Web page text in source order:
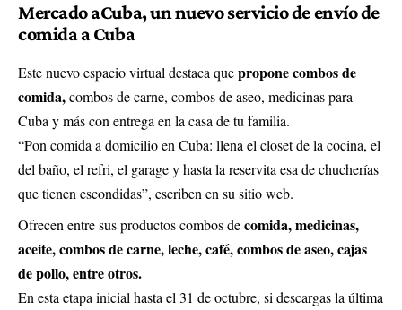
Mercado aCuba, un nuevo servicio de envío de
comida a Cuba
Este nuevo espacio virtual destaca quepropone combos de
comida,combos de carne, combos de aseo, medicinas para
Cuba y más con entrega en la casa de tu familia.
“Pon comida a domicilio en Cuba: llena el closet de la cocina, el
del baño, el refri, el garage y hasta la reservita esa de chucherías
que tienen escondidas”, escriben en su sitio web.
Ofrecen entre sus productos combos decomida, medicinas,
aceite, combos de carne, leche, café, combos de aseo, cajas
de pollo, entre otros.
En esta etapa inicial hasta el 31 de octubre, si descargas la última